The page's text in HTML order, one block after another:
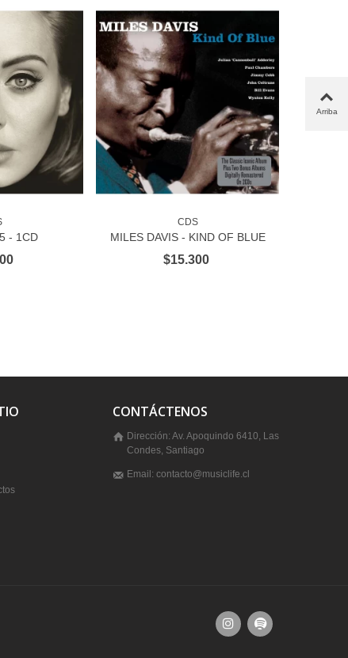
CARRITO
- 1CD
AÑADIR AL CARRITO
CDS
MILES DAVIS - KIND OF BLUE
2CD
$15.300
CONTÁCTENOS
Dirección: Av. Apoquindo 6410, Las
Condes, Santiago
Email: contacto@musiclife.cl
Arriba